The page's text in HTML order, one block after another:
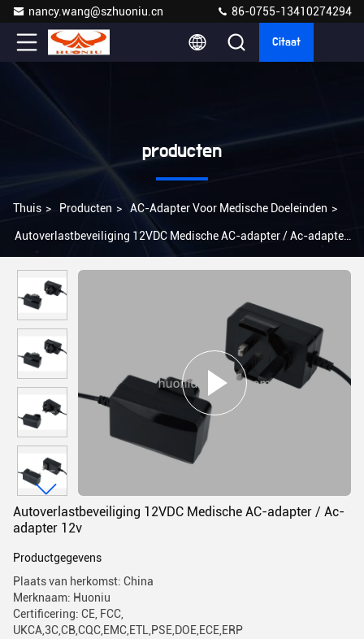
nancy.wang@szhuoniu.cn 86-0755-13410274294
Citaat
producten
Thuis > Producten > AC-Adapter Voor Medische Doeleinden >
Autoverlastbeveiliging 12VDC Medische AC-adapter / Ac-adapter
Autoverlastbeveiliging 12VDC Medische AC-adapter / Ac-
adapter 12v
Productgegevens
Plaats van herkomst: China
Merknaam: Huoniu
Certificering: CE, FCC,
UKCA,3C,CB,CQC,EMC,ETL,PSE,DOE,ECE,ERP